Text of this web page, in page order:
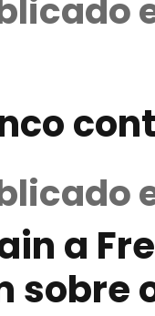
a
sobre